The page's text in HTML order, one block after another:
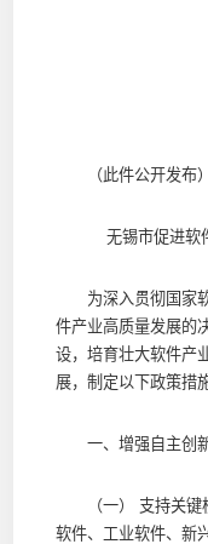
（此件公开发布）
无锡市促进软
为深入贯彻国家软
件产业高质量发展的
设，培育壮大软件产
展，制定以下政策措施
一、增强自主创
（一） 支持关键
软件、工业软件、新